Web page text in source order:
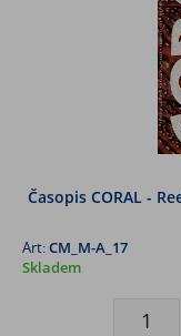
Časopis CORAL -
Art:CM_M-A_17
Skladem